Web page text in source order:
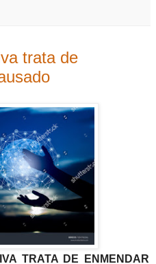
trata de
TRATA DE ENMENDAR